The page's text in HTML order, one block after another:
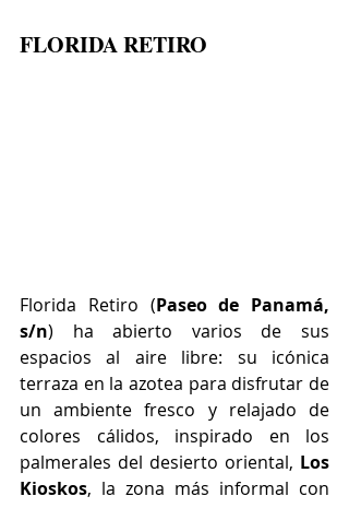
FLORIDA RETIRO
Florida Retiro (Paseo de Panamá,
s/n) ha abierto varios de sus
espacios al aire libre: su icónica
terraza en la azotea para disfrutar de
un ambiente fresco y relajado de
colores cálidos, inspirado en los
palmerales del desierto oriental, Los
Kioskos, la zona más informal con